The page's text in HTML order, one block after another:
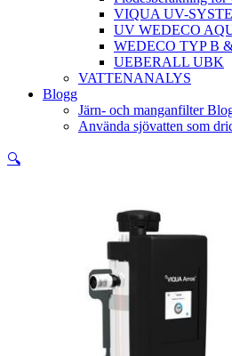
VIQUA UV-
UV WEDECO
WEDECO TYP B
UEBERALL UBK
VATTENANALYS
Blogg
Järn- och manganfilter
Använda sjövatten som
🔍